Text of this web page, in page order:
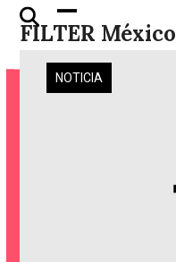
Skip
FILTER México
Open
mobile
menu
Close
mobile
menu
NOTICIA